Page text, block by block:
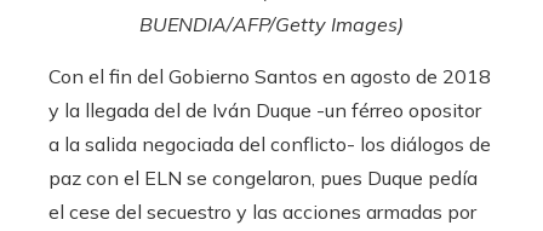
BUENDIA/AFP/Getty Images)
Con el fin del Gobierno Santos en agosto de 2018
y la llegada del de Iván Duque -un férreo opositor
a la salida negociada del conflicto- los diálogos de
paz con el ELN se congelaron, pues Duque pedía
el cese del secuestro y las acciones armadas por